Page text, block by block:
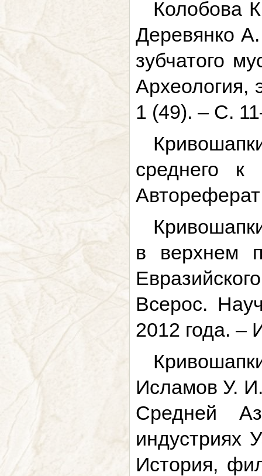
Колобова
Деревянко
зубчатого
Археология,
1 (49). – С.
среднего
Автореферат
в верхнем
Всерос.
2012 года. –
Исламов У.
Средней
индустриях
История,